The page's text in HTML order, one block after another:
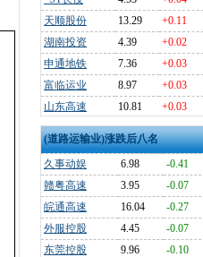
天顺股份
13.29 +0.11
湖南投资
4.39 +0.02
申通地铁
7.36 +0.03
富临运业
8.97 +0.03
山东高速
10.81 +0.03
(道路运输业)涨跌后八名
久事动娱
6.98 -0.41
赣粤高速
3.95 -0.07
皖通高速
16.04 -0.27
外服控股
4.45 -0.07
东莞控股
9.96 -0.10